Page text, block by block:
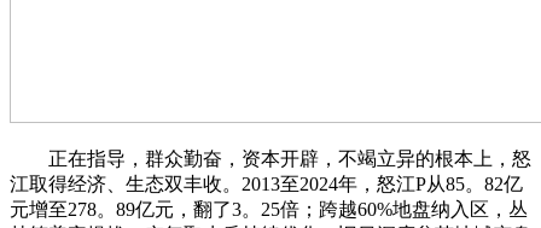
正在指导，群众勤奋，资本开辟，不竭立异的根本上，怒
江取得经济、生态双丰收。2013至2024年，怒江P从85。82亿
元增至278。89亿元，翻了3。25倍；跨越60%地盘纳入区，丛